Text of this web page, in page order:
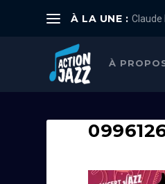
À LA UNE : Claude
À